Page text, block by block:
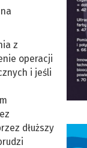
z
operacji
i jeśli
dłuższy